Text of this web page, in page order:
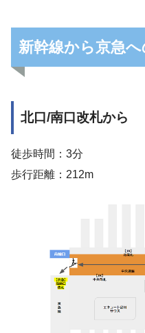
新幹線から京急へ
北口/南口改札から
徒歩時間：3分
歩行距離：212m